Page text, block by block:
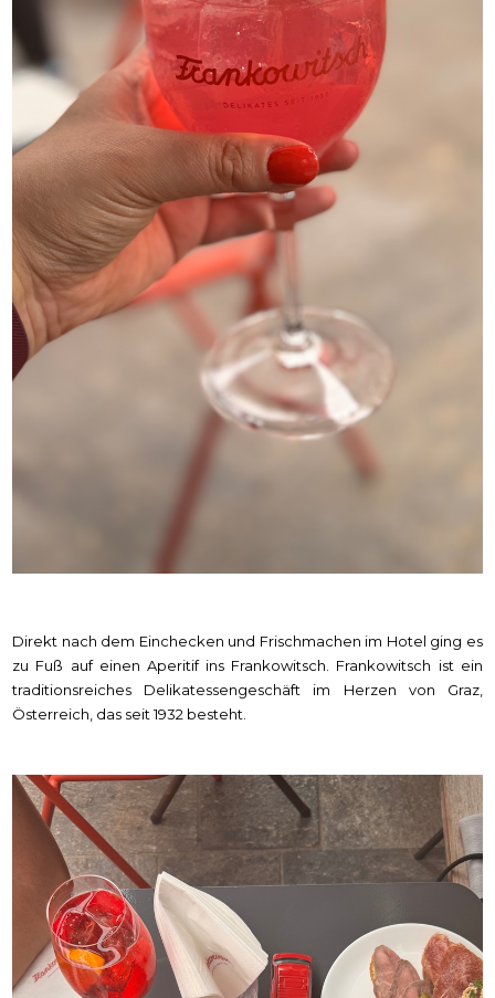
Direkt nach dem Einchecken und Frischmachen im Hotel ging es
zu Fuß auf einen Aperitif ins Frankowitsch. Frankowitsch ist ein
traditionsreiches Delikatessengeschäft im Herzen von Graz,
Österreich, das seit 1932 besteht.